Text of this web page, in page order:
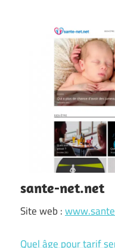
sante-net.net
Site web :
Quel âge pour tarif